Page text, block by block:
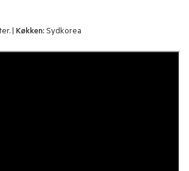
| Køkken: Sydkorea